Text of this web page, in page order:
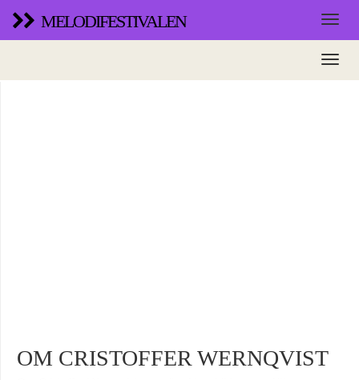
MELODIFESTIVALEN
OM CRISTOFFER WERNQVIST